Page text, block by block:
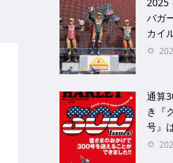
バガ
カイ
通算
き『
号』